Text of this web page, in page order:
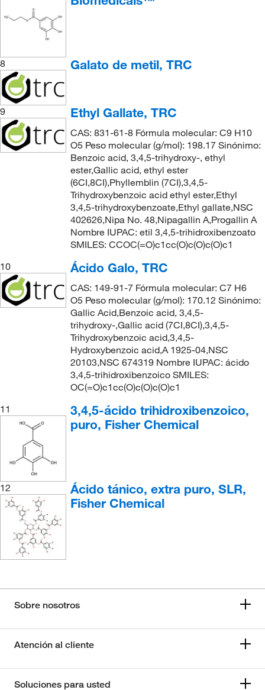
8 Galato de metil, TRC
9 Ethyl Gallate, TRC
CAS: 831-61-8 Fórmula molecular: C9 H10
O5 Peso molecular (g/mol): 198.17 Sinónimo:
Benzoic acid, 3,4,5-trihydroxy-, ethyl
ester,Gallic acid, ethyl ester
(6CI,8CI),Phyllemblin (7CI),3,4,5-
Trihydroxybenzoic acid ethyl ester,Ethyl
3,4,5-trihydroxybenzoate,Ethyl gallate,NSC
402626,Nipa No. 48,Nipagallin A,Progallin A
Nombre IUPAC: etil 3,4,5-trihidroxibenzoato
SMILES: CCOC(=O)c1cc(O)c(O)c(O)c1
10
Ácido Galo, TRC
CAS: 149-91-7 Fórmula molecular: C7 H6
O5 Peso molecular (g/mol): 170.12 Sinónimo:
Gallic Acid,Benzoic acid, 3,4,5-
trihydroxy-,Gallic acid (7CI,8CI),3,4,5-
Trihydroxybenzoic acid,3,4,5-
Hydroxybenzoic acid,A 1925-04,NSC
20103,NSC 674319 Nombre IUPAC: ácido
3,4,5-trihidroxibenzoico SMILES:
OC(=O)c1cc(O)c(O)c(O)c1
11
3,4,5-ácido trihidroxibenzoico,
puro, Fisher Chemical
12
Ácido tánico, extra puro, SLR,
Fisher Chemical
Sobre nosotros
Atención al cliente
Soluciones para usted